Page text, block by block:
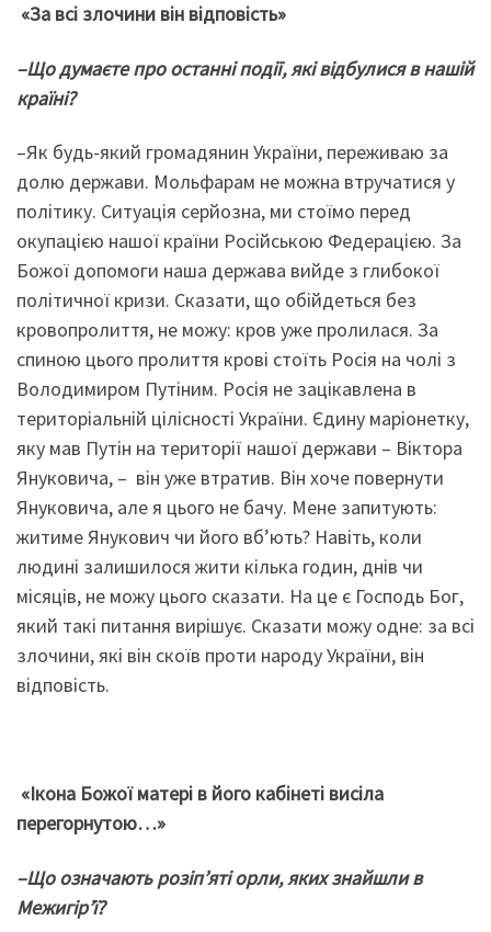
«За всі злочини він відповість»
–Що думаєте про останні події, які відбулися в нашій
країні?
–Як будь-який громадянин України, переживаю за
долю держави. Мольфарам не можна втручатися у
політику. Ситуація серйозна, ми стоїмо перед
окупацією нашої країни Російською Федерацією. За
Божої допомоги наша держава вийде з глибокої
політичної кризи. Сказати, що обійдеться без
кровопролиття, не можу: кров уже пролилася. За
спиною цього пролиття крові стоїть Росія на чолі з
Володимиром Путіним. Росія не зацікавлена в
територіальній цілісності України. Єдину маріонетку,
яку мав Путін на території нашої держави – Віктора
Януковича, – він уже втратив. Він хоче повернути
Януковича, але я цього не бачу. Мене запитують:
житиме Янукович чи його вб’ють? Навіть, коли
людині залишилося жити кілька годин, днів чи
місяців, не можу цього сказати. На це є Господь Бог,
який такі питання вирішує. Сказати можу одне: за всі
злочини, які він скоїв проти народу України, він
відповість.
«Ікона Божої матері в його кабінеті висіла
перегорнутою…»
–Що означають розіп’яті орли, яких знайшли в
Межигір’ї?